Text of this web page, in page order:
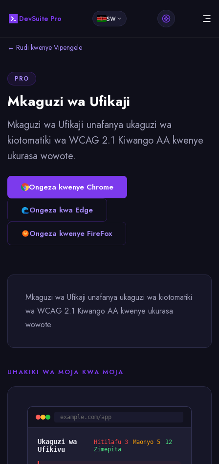
DevSuite Pro SW
← Rudi kwenye Vipengele
PRO
Mkaguzi wa Ufikaji
Mkaguzi wa Ufikaji unafanya ukaguzi wa
kiotomatiki wa WCAG 2.1 Kiwango AA kwenye
ukurasa wowote.
Ongeza kwenye Chrome
Ongeza kwa Edge
Ongeza kwenye FireFox
Mkaguzi wa Ufikaji unafanya ukaguzi wa kiotomatiki
wa WCAG 2.1 Kiwango AA kwenye ukurasa
wowote.
UHAKIKI WA MOJA KWA MOJA
example.com/app
Ukaguzi wa
Ufikivu
Hitilafu 3 Maonyo 5
12
Zimepita